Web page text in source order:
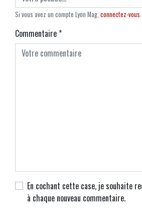
Si vous avez un compte Lyon Mag, connectez-vous.
Commentaire*
En cochant cette case, je souhaite
à chaque nouveau commentaire.